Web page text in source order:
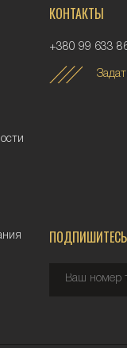
КОНТАКТЫ
+380 99 633